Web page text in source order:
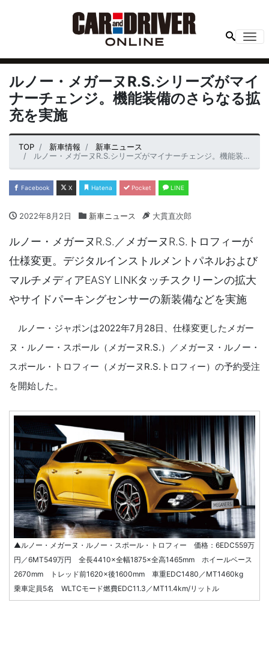
ルノー・メガーヌR.S.シリーズがマイ
ナーチェンジ。機能装備のさらなる拡
充を実施
TOP 新車情報
新車ニュース
ルノー・メガーヌR.S.シリーズがマイナーチェンジ。機能装備のさらなる拡充を実施
Facebook X Hatena Pocket LINE
2022年8月2日 新車ニュース 大貫直次郎
ルノー・メガーヌR.S.／メガーヌR.S.トロフィーが
仕様変更。デジタルインストルメントパネルおよび
マルチメディアEASY LINKタッチスクリーンの拡大
やサイドパーキングセンサーの新装備などを実施
ルノー・ジャポンは2022年7月28日、仕様変更したメガー
ヌ・ルノー・スポール（メガーヌR.S.）／メガーヌ・ルノー・
スポール・トロフィー（メガーヌR.S.トロフィー）の予約受注
を開始した。
▲ルノー・メガーヌ・ルノー・スポール・トロフィー 価格：6EDC559万
円／6MT549万円 全長4410×全幅1875×全高1465mm ホイールベース
2670mm トレッド前1620×後1600mm 車重EDC1480／MT1460kg
乗車定員5名 WLTCモード燃費EDC11.3／MT11.4km/リットル